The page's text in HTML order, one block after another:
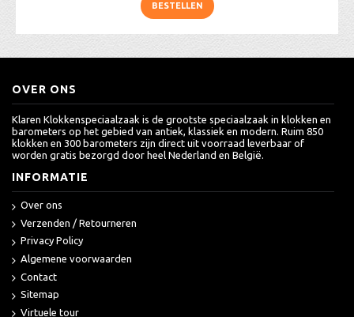
BESTELLEN
OVER ONS
Klaren Klokkenspeciaalzaak is de grootste speciaalzaak in klokken en
barometers op het gebied van antiek, klassiek en modern. Ruim 850
klokken en 300 barometers zijn direct uit voorraad leverbaar of
worden gratis bezorgd door heel Nederland en België.
INFORMATIE
Over ons
Verzenden / Retourneren
Privacy Policy
Algemene voorwaarden
Contact
Sitemap
Virtuele tour